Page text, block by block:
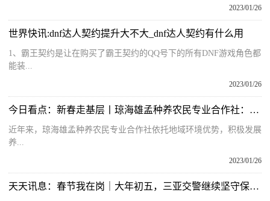
2023/01/26
世界快讯:dnf达人契约提升大不大_dnf达人契约有什么用
1、霸王契约是让在购买了霸王契约的QQ号下的所有DNF游戏角色都
能装...
2023/01/26
今日看点：新春走基层丨琼海雄孟种养农民专业合作社：发展养殖产业 助力乡村振兴
近年来，琼海雄孟种养农民专业合作社依托地域环境优势，积极发展
养...
2023/01/26
天天讯息：春节我在岗｜大年初五，三亚交警继续坚守保畅通保安全